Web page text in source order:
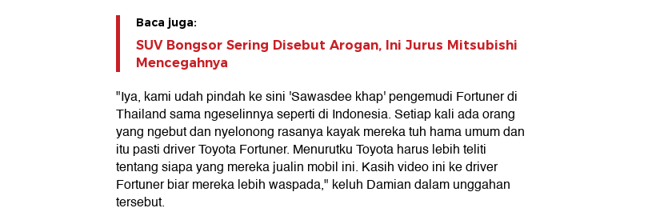
Baca juga:
SUV Bongsor Sering Disebut Arogan, Ini Jurus Mitsubishi
Mencegahnya
"Iya, kami udah pindah ke sini 'Sawasdee khap' pengemudi Fortuner di
Thailand sama ngeselinnya seperti di Indonesia. Setiap kali ada orang
yang ngebut dan nyelonong rasanya kayak mereka tuh hama umum dan
itu pasti driver Toyota Fortuner. Menurutku Toyota harus lebih teliti
tentang siapa yang mereka jualin mobil ini. Kasih video ini ke driver
Fortuner biar mereka lebih waspada," keluh Damian dalam unggahan
tersebut.